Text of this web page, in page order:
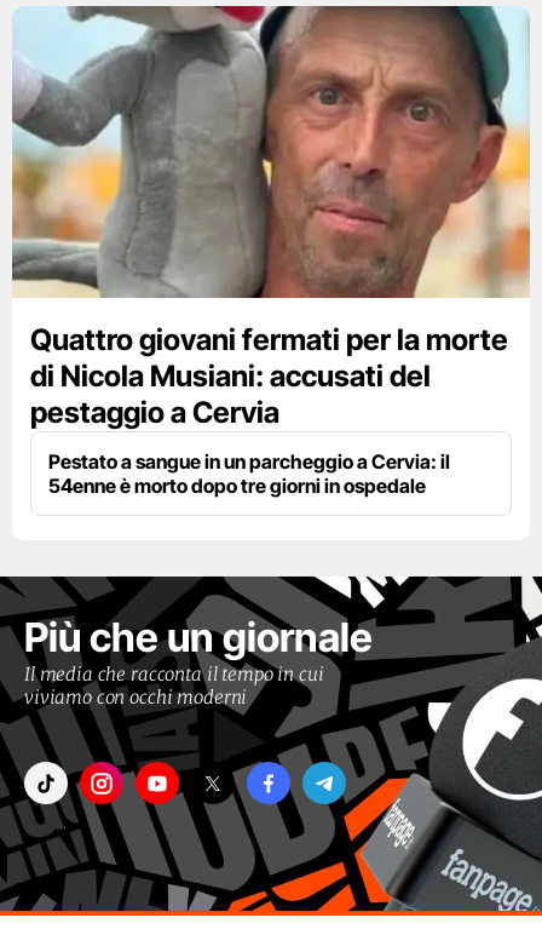
Quattro giovani fermati per la morte
di Nicola Musiani: accusati del
pestaggio a Cervia
Pestato a sangue in un parcheggio a Cervia: il
54enne è morto dopo tre giorni in ospedale
Più che un giornale
Il media che racconta il tempo in cui
viviamo con occhi moderni